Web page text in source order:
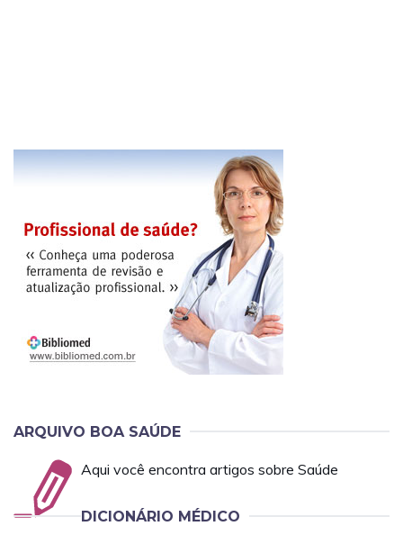
ARQUIVO BOA SAÚDE
Aqui você encontra artigos sobre Saúde
DICIONÁRIO MÉDICO